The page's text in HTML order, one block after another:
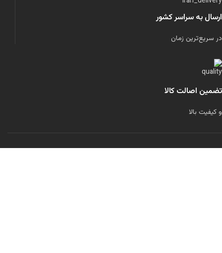
ارسال به سراسر کشور
در سریع‌ترین زمان
تضمین اصالت کالا
و کیفیت بالا